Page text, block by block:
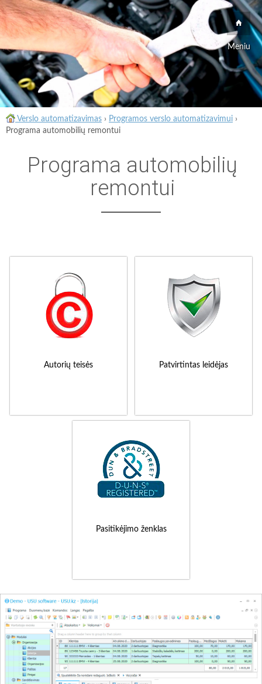
Meniu
Verslo automatizavimas › Programos verslo automatizavimui ›
Programa automobilių remontui
Programa automobilių
remontui
Autorių teisės Patvirtintas leidėjas
Pasitikėjimo ženklas